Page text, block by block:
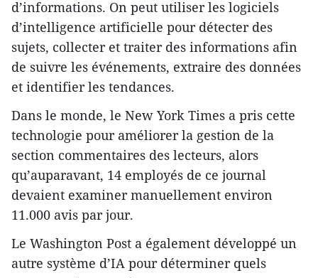
d’informations. On peut utiliser les logiciels
d’intelligence artificielle pour détecter des
sujets, collecter et traiter des informations afin
de suivre les événements, extraire des données
et identifier les tendances.
Dans le monde, le New York Times a pris cette
technologie pour améliorer la gestion de la
section commentaires des lecteurs, alors
qu’auparavant, 14 employés de ce journal
devaient examiner manuellement environ
11.000 avis par jour.
Le Washington Post a également développé un
autre système d’IA pour déterminer quels